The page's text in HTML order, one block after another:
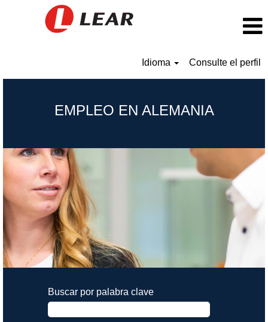
Idioma Consulte el perfil
EMPLEO EN ALEMANIA
Buscar por palabra clave